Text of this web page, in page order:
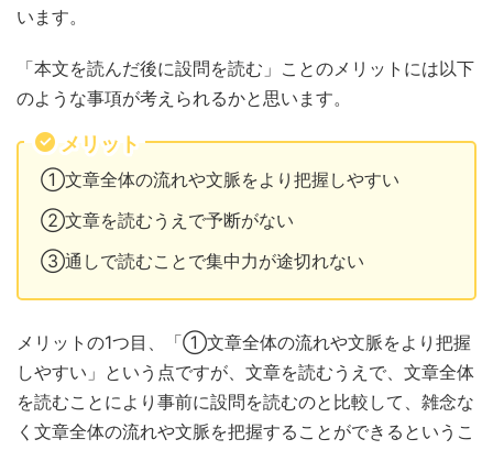
います。
「本文を読んだ後に設問を読む」ことのメリットには以下
のような事項が考えられるかと思います。
メリット
①文章全体の流れや文脈をより把握しやすい
②文章を読むうえで予断がない
③通しで読むことで集中力が途切れない
メリットの1つ目、「①文章全体の流れや文脈をより把握
しやすい」という点ですが、文章を読むうえで、文章全体
を読むことにより事前に設問を読むのと比較して、雑念な
く文章全体の流れや文脈を把握することができるというこ